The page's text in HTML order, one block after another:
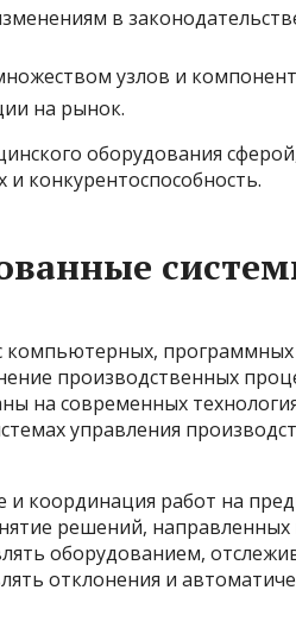
в
узлов и
на рынок.
оборудования
конкурентоспособность.
компьютерных,
производственных
на современных
управления
и координация работ на
решений, направленных
оборудованием,
отклонения и